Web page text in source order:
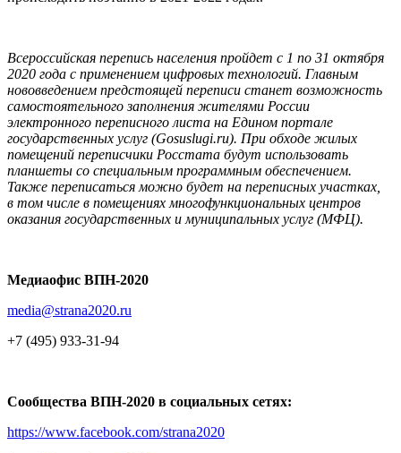
Всероссийская перепись населения пройдет с 1 по 31 октября
2020 года с применением цифровых технологий. Главным
нововведением предстоящей переписи станет возможность
самостоятельного заполнения жителями России
электронного переписного листа на Едином портале
государственных услуг (Gosuslugi.ru). При обходе жилых
помещений переписчики Росстата будут использовать
планшеты со специальным программным обеспечением.
Также переписаться можно будет на переписных участках,
в том числе в помещениях многофункциональных центров
оказания государственных и муниципальных услуг (МФЦ).
Медиаофис ВПН-2020
media@strana2020.ru
+7 (495) 933-31-94
Сообщества ВПН-2020 в социальных сетях:
https://www.facebook.com/strana2020